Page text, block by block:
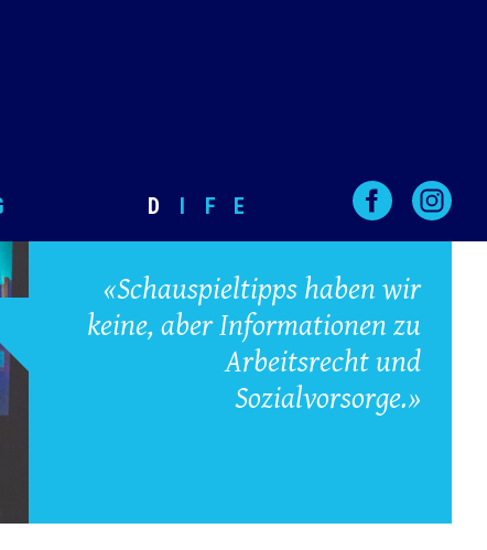
D I F E
«Schauspieltipps haben wir
keine, aber Informationen zu
Arbeitsrecht und
Sozialvorsorge.»